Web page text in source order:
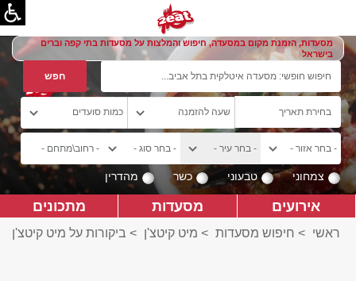
מסעדות, הזמנת מקום במסעדה, חיפוש והמלצות על מסעדות בתי קפה וברים
בישראל
צמחוני טבעוני כשר מהדרין
אירועים מסעדות מתכונים
ראשי > חיפוש מסעדות > מיט קיטצ'ן > ביקורות על מיט קיטצ'ן